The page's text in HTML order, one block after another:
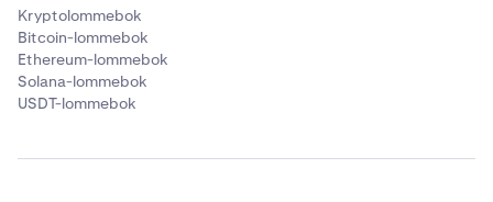
Kryptolommebok
Bitcoin-lommebok
Ethereum-lommebok
Solana-lommebok
USDT-lommebok